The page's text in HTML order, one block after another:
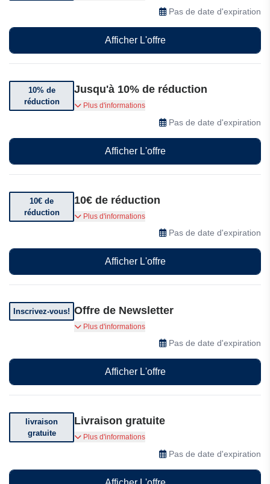
Pas de date d'expiration
Afficher L'offre
10% de
réduction
Jusqu'à 10% de réduction
Jusqu'à 10% de réduction sur le pack console
Plus d'informations
Pas de date d'expiration
Afficher L'offre
10€ de
réduction
10€ de réduction
10€ de réduction dès 50€ d'achat
Plus d'informations
Pas de date d'expiration
Afficher L'offre
Inscrivez-vous! Offre de Newsletter
Abonnez-vous pour recevoir des offres
Plus d'informations
Pas de date d'expiration
Afficher L'offre
livraison
gratuite
Livraison gratuite
Livraison offerte. Voir conditions générales.
Plus d'informations
Pas de date d'expiration